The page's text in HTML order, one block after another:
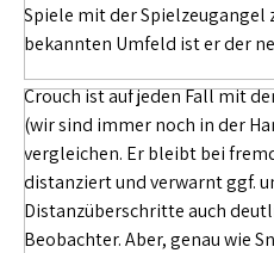
Spiele mit der Spielzeugangel
bekannten Umfeld ist er der
Crouch ist auf jeden Fall mit
(wir sind immer noch in der
vergleichen. Er bleibt bei
distanziert und verwarnt ggf.
Distanzüberschritte auch
Beobachter. Aber, genau wie